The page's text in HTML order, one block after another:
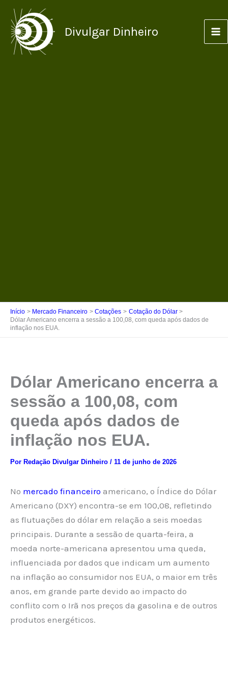
para
conteúdo
Divulgar Dinheiro
Início Mercado Financeiro Cotações
Cotação do Dólar
Dólar Americano encerra a sessão a 100,08, com queda após dados de
inflação nos EUA.
Dólar Americano encerra a
sessão a 100,08, com
queda após dados de
inflação nos EUA.
Por Redação Divulgar Dinheiro / 11 de junho de 2026
No mercado financeiro americano, o Índice do Dólar
Americano (DXY) encontra-se em 100,08, refletindo
as flutuações do dólar em relação a seis moedas
principais. Durante a sessão de quarta-feira, a
moeda norte-americana apresentou uma queda,
influenciada por dados que indicam um aumento
na inflação ao consumidor nos EUA, o maior em três
anos, em grande parte devido ao impacto do
conflito com o Irã nos preços da gasolina e de outros
produtos energéticos.